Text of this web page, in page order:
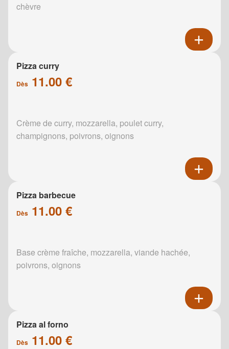
chèvre
Pizza curry
Dès 11.00 €
Crème de curry, mozzarella, poulet curry,
champignons, poivrons, oignons
Pizza barbecue
Dès 11.00 €
Base crème fraîche, mozzarella, viande hachée,
poivrons, oignons
Pizza al forno
Dès 11.00 €